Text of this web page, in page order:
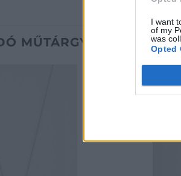
I want
of my
was
Opted
MŰTÁRGYAK